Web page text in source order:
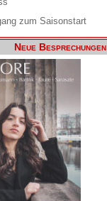
zum Saisonstart
Neue Besprechungen